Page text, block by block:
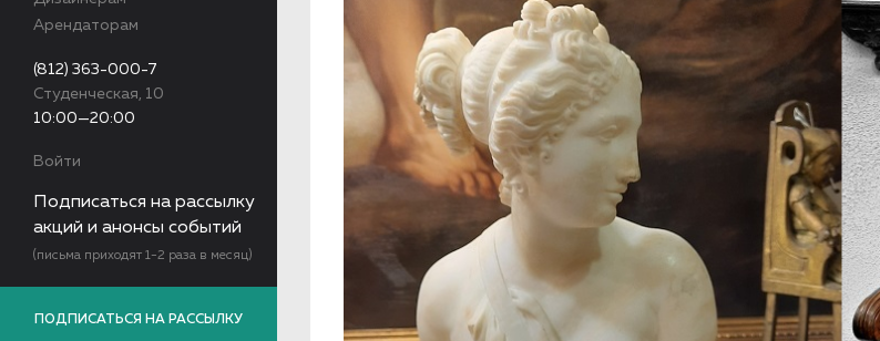
Арендаторам
(812) 363-000-7
Студенческая, 10
10:00—20:00
Войти
Подписаться на рассылку
акций и анонсы событий
(письма приходят 1-2 раза в месяц)
ПОДПИСАТЬСЯ НА РАССЫЛКУ